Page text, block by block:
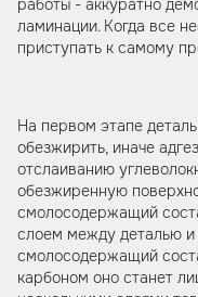
работы - аккуратно
ламинации. Когда все
приступать к самому
На первом этапе
обезжирить, иначе
отслаиванию
обезжиренную
смолосодержащий
слоем между деталью и
смолосодержащий
карбоном оно станет